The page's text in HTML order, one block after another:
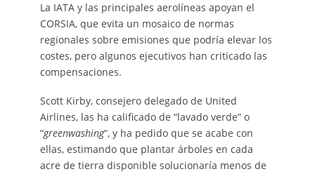
La IATA y las principales aerolíneas apoyan el
CORSIA, que evita un mosaico de normas
regionales sobre emisiones que podría elevar los
costes, pero algunos ejecutivos han criticado las
compensaciones.
Scott Kirby, consejero delegado de United
Airlines, las ha calificado de “lavado verde” o
“greenwashing“, y ha pedido que se acabe con
ellas, estimando que plantar árboles en cada
acre de tierra disponible solucionaría menos de